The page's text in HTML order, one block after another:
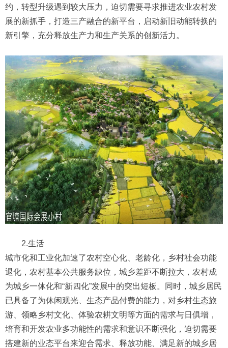
约，转型升级遇到较大压力，迫切需要寻求推进农业农村发
展的新抓手，打造三产融合的新平台，启动新旧动能转换的
新引擎，充分释放生产力和生产关系的创新活力。
2.生活
城市化和工业化加速了农村空心化、老龄化，乡村社会功能
退化，农村基本公共服务缺位，城乡差距不断拉大，农村成
为城乡一体化和“新四化”发展中的突出短板。同时，城乡居民
已具备了为休闲观光、生态产品付费的能力，对乡村生态旅
游、领略乡村文化、体验农耕文明等方面的需求与日俱增，
培育和开发农业多功能性的需求和意识不断强化，迫切需要
搭建新的业态平台来迎合需求、释放功能、满足新的城乡居